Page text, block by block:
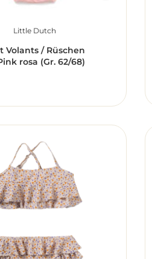
Little Dutch
Volants / Rüschen
rosa (Gr. 62/68)
Preis: